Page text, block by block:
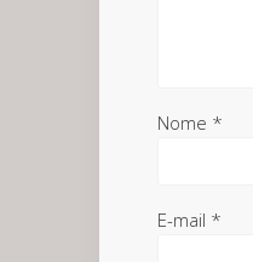
Nome *
E-mail *